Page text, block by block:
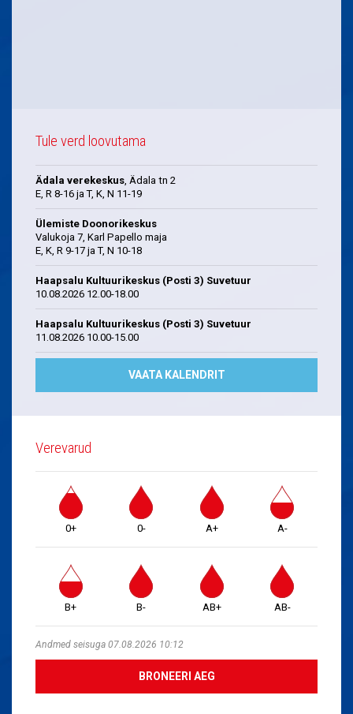
Tule verd loovutama
Ädala verekeskus, Ädala tn 2
E, R 8-16 ja T, K, N 11-19
Ülemiste Doonorikeskus
Valukoja 7, Karl Papello maja
E, K, R 9-17 ja T, N 10-18
Haapsalu Kultuurikeskus (Posti 3) Suvetuur
10.08.2026 12.00-18.00
Haapsalu Kultuurikeskus (Posti 3) Suvetuur
11.08.2026 10.00-15.00
VAATA KALENDRIT
Verevarud
0+ 0- A+ A-
B+ B- AB+ AB-
Andmed seisuga 07.08.2026 10:12
BRONEERI AEG